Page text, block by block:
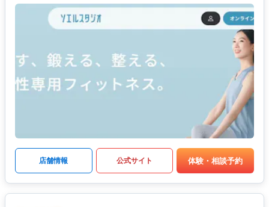
店舗情報 公式サイト 体験・相談予約